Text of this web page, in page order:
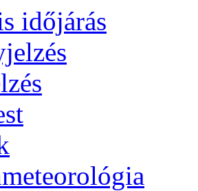
időjárás